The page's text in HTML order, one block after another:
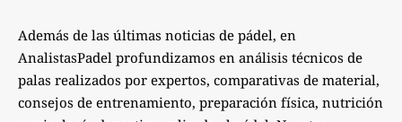
Además de las últimas noticias de pádel, en
AnalistasPadel profundizamos en análisis técnicos de
palas realizados por expertos, comparativas de material,
consejos de entrenamiento, preparación física, nutrición